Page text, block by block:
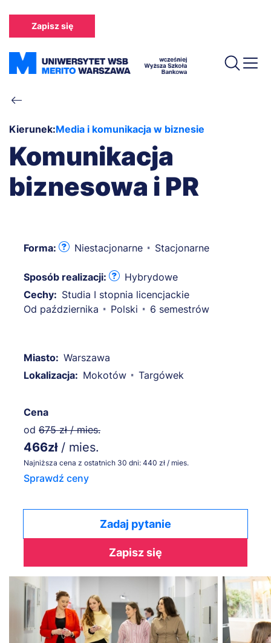
treści
Zapisz się
Ścieżka
nawigacyjna
Kierunek:Media i komunikacja w biznesie
Komunikacja
biznesowa i PR
Forma: Niestacjonarne Stacjonarne
Sposób realizacji:
Hybrydowe
Cechy: Studia I stopnia licencjackie
Od października
Polski 6 semestrów
Miasto: Warszawa
Lokalizacja: Mokotów Targówek
Cena
od 675 zł / mies.
466zł / mies.
Najniższa cena z ostatnich 30 dni: 440 zł / mies.
Sprawdź ceny
Zadaj pytanie
Zapisz się